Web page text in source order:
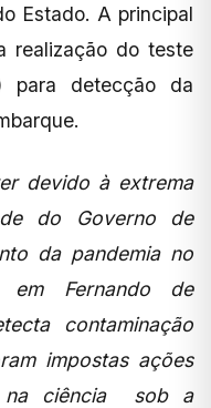
Estado. A principal
realização do teste
para detecção da
devido à extrema
do Governo de
da pandemia no
em Fernando de
contaminação
impostas ações
na ciência sob a